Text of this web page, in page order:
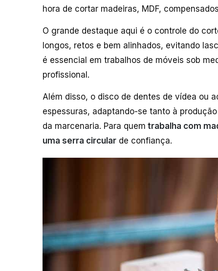
hora de cortar madeiras, MDF,
O grande destaque aqui é o controle do
longos, retos e bem alinhados, evitando
é essencial em trabalhos de móveis sob
profissional.
Além disso, o disco de dentes de vídea ou
espessuras, adaptando-se tanto à
da marcenaria. Para quem trabalha com
uma serra circular de confiança.